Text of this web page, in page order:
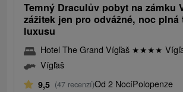
Temný Draculův pobyt na zámku
zážitek jen pro odvážné, noc plná
luxusu
Hotel The Grand Vígľaš ★★★★
Vígľaš
9,5 (47 recenzí)Od 2 NocíPolopenze